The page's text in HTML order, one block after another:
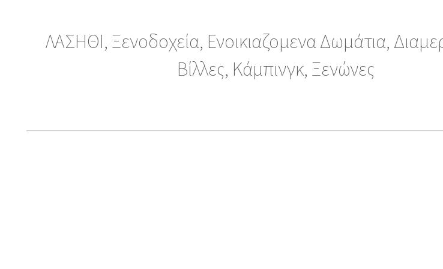
ΛΑΣΗΘΙ, Ξενοδοχεία, Ενοικιαζομενα Δωμάτια,
Βίλλες, Κάμπινγκ, Ξενώνες